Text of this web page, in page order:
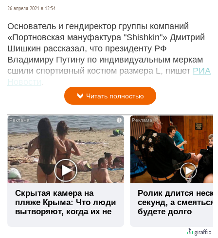
26 апреля 2021 в 12:54
Основатель и гендиректор группы компаний
«Портновская мануфактура "Shishkin"» Дмитрий
Шишкин рассказал, что президенту РФ
Владимиру Путину по индивидуальным меркам
сшили спортивный костюм размера L, пишет РИА
Новости
Читать полностью
i
Скрытая камера на
пляже Крыма: Что люди
вытворяют, когда их не
Ролик длится
секунд, а
будете долго